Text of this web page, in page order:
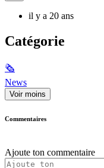
il y a 20 ans
Catégorie
🗞
News
Voir moins
Commentaires
Ajoute ton commentaire